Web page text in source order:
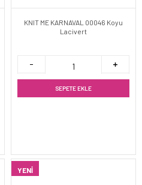
KNIT ME KARNAVAL 00046 Koyu
Lacivert
SEPETE EKLE
YENI